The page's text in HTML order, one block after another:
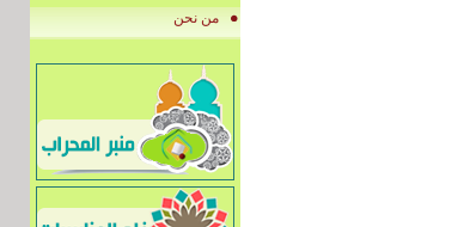
من نحن